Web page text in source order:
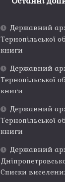
Державний
Тернопільської
книги
Державний
Тернопільської
книги
Державний
Тернопільської
книги
Державний
Списки